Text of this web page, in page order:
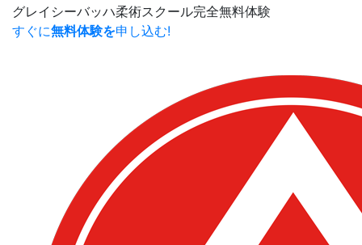
グレイシーバッハ柔術スクール完全無料体験
すぐに無料体験を申し込む!